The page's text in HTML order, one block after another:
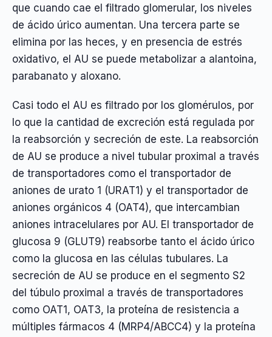
que cuando cae el filtrado glomerular, los niveles
de ácido úrico aumentan. Una tercera parte se
elimina por las heces, y en presencia de estrés
oxidativo, el AU se puede metabolizar a alantoina,
parabanato y aloxano.
Casi todo el AU es filtrado por los glomérulos, por
lo que la cantidad de excreción está regulada por
la reabsorción y secreción de este. La reabsorción
de AU se produce a nivel tubular proximal a través
de transportadores como el transportador de
aniones de urato 1 (URAT1) y el transportador de
aniones orgánicos 4 (OAT4), que intercambian
aniones intracelulares por AU. El transportador de
glucosa 9 (GLUT9) reabsorbe tanto el ácido úrico
como la glucosa en las células tubulares. La
secreción de AU se produce en el segmento S2
del túbulo proximal a través de transportadores
como OAT1, OAT3, la proteína de resistencia a
múltiples fármacos 4 (MRP4/ABCC4) y la proteína